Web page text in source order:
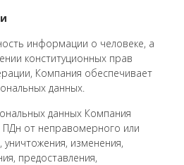
информации о человеке, а
конституционных прав
Компания обеспечивает
данных.
данных Компания
от неправомерного или
уничтожения, изменения,
предоставления,